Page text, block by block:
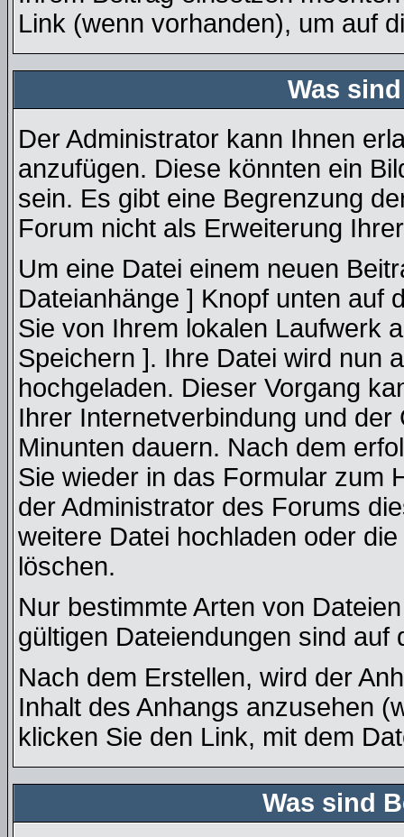
Link (wenn vorhanden), um auf
Was
Der Administrator kann Ihnen
anzufügen. Diese könnten ein
sein. Es gibt eine Begrenzung
Forum nicht als Erweiterung
Um eine Datei einem neuen
Dateianhänge ] Knopf unten auf
Sie von Ihrem lokalen Laufwerk
Speichern ]. Ihre Datei wird nun
hochgeladen. Dieser Vorgang
Ihrer Internetverbindung und
Minunten dauern. Nach dem
Sie wieder in das Formular zum
der Administrator des Forums
weitere Datei hochladen oder
löschen.
Nur bestimmte Arten von
gültigen Dateiendungen sind
Nach dem Erstellen, wird der
Inhalt des Anhangs anzusehen
klicken Sie den Link, mit dem
Was sind